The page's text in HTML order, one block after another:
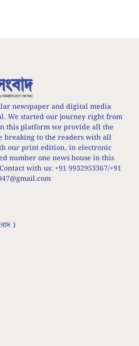
newspaper and digital media
We started our journey right from
this platform we provide all the
breaking to the readers with all
our print edition, in electronic
number one news house in this
with us: +91 9932953367/+91
)